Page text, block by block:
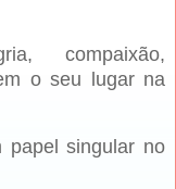
compaixão,
o seu lugar na
papel singular no